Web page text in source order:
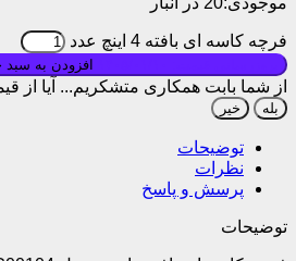
فرچه کاسه ای بافته 4 اینچ عدد
از شما بابت همکاری متشکریم... آیا از
بله خیر
توضیحات
نظرات
پرسش و پاسخ
توضیحات